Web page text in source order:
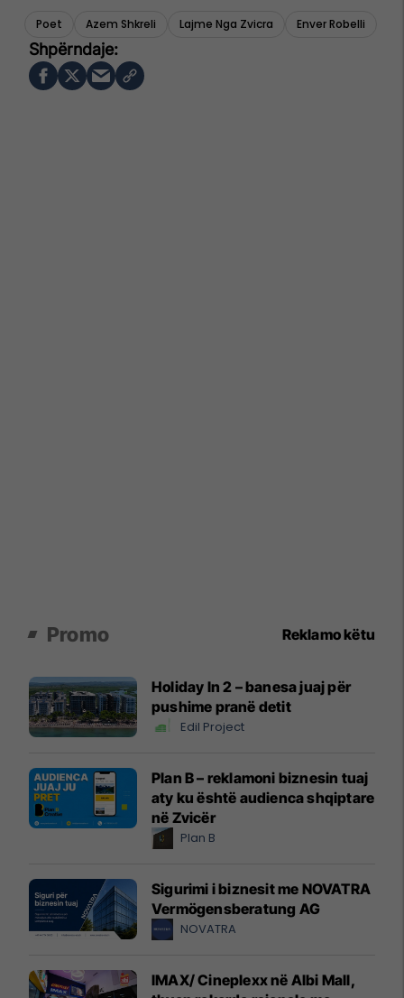
Poet Azem Shkreli Lajme Nga Zvicra Enver Robelli
Promo Reklamo këtu
Holiday In 2 – banesa juaj për
pushime pranë detit
Edil Project
Plan B – reklamoni biznesin tuaj
aty ku është audienca shqiptare
në Zvicër
Plan B
Sigurimi i biznesit me NOVATRA
Vermögensberatung AG
NOVATRA
IMAX/ Cineplexx në Albi Mall,